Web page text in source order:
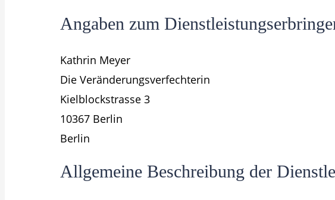
Angaben zum
Kathrin Meyer
Die Veränderungsverfechterin
Kielblockstrasse 3
10367 Berlin
Berlin
Allgemeine Beschreibung der